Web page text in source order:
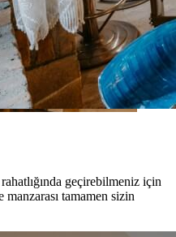
geçirebilmeniz için
tamamen sizin